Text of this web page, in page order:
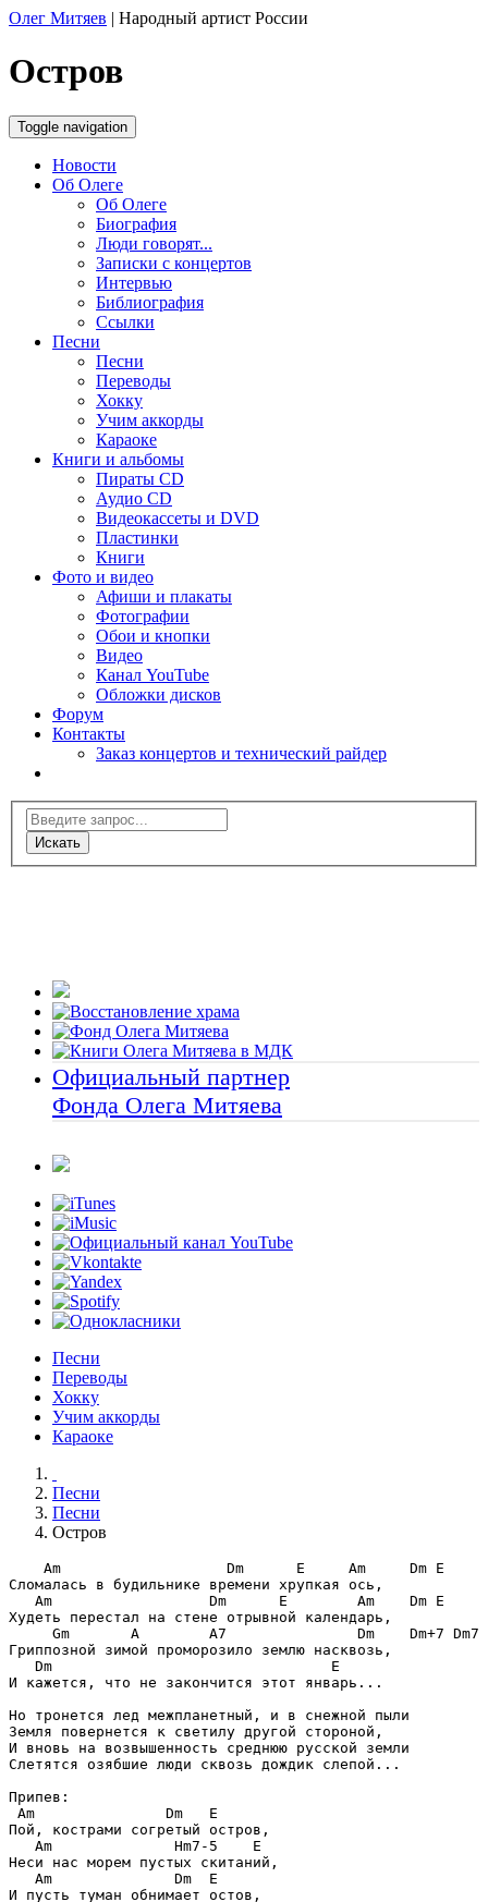
Олег Митяев | Народный артист России
Остров
Toggle navigation
Новости
Об Олеге
Об Олеге
Биография
Люди говорят...
Записки с концертов
Интервью
Библиография
Ссылки
Песни
Песни
Переводы
Хокку
Учим аккорды
Караоке
Книги и альбомы
Пираты CD
Аудио CD
Видеокассеты и DVD
Пластинки
Книги
Фото и видео
Афиши и плакаты
Фотографии
Обои и кнопки
Видео
Канал YouTube
Обложки дисков
Форум
Контакты
Заказ концертов и технический райдер
Искать
Официальный партнер
Фонда Олега Митяева
Песни
Переводы
Хокку
Учим аккорды
Караоке
Песни
Песни
Остров
    Am                   Dm      E     Am     Dm E
   Am                  Dm      E        Am    Dm E
Gm       A        A7               Dm    Dm+7 Dm7
   Dm                                E
И кажется, что не закончится этот январь...
Но тронется лед межпланетный, и в снежной пыли
Земля повернется к светилу другой стороной,
И вновь на возвышенность среднюю русской земли
Слетятся озябшие люди сквозь дождик слепой...
Am               Dm   E
   Am              Hm7-5    E
   Am              Dm  E